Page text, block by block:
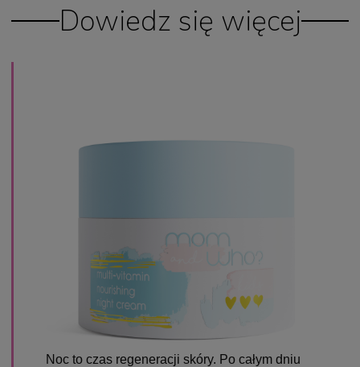
Dowiedz się więcej
Noc to czas regeneracji skóry. Po całym dniu